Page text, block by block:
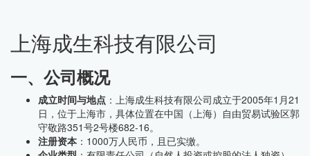
上海成生科技有限公司
一、公司概况
成立时间与地点 ：上海成生科技有限公司成立于2005年1月21
日，位于上海市，具体位置在中国（上海）自由贸易试验区郭
守敬路351号2号楼682-16。
注册资本 ：1000万人民币，且已实缴。